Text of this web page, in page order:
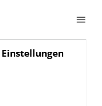
